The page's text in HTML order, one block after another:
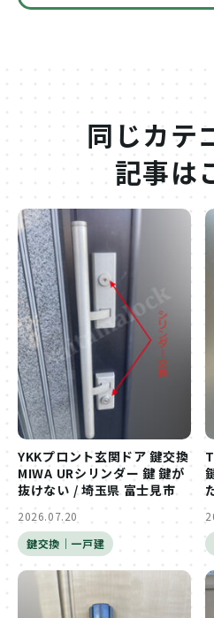
同じカテ
記事は
YKKプロント玄関ドア 鍵交換
MIWA URシリンダー 鍵 鍵が
抜けない / 埼玉県 富士見市
2026.07.20
鍵交換｜一戸建